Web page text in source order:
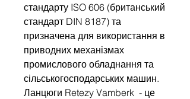
стандарту ISO 606 (британський
стандарт DIN 8187) та
призначена для використання в
приводних механізмах
промислового обладнання та
сільськогосподарських машин.
Ланцюги Retezy Vamberk - це